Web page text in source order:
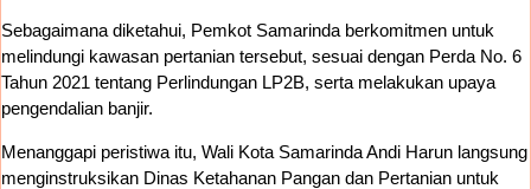
Sebagaimana diketahui, Pemkot Samarinda berkomitmen untuk
melindungi kawasan pertanian tersebut, sesuai dengan Perda No. 6
Tahun 2021 tentang Perlindungan LP2B, serta melakukan upaya
pengendalian banjir.
Menanggapi peristiwa itu, Wali Kota Samarinda Andi Harun langsung
menginstruksikan Dinas Ketahanan Pangan dan Pertanian untuk